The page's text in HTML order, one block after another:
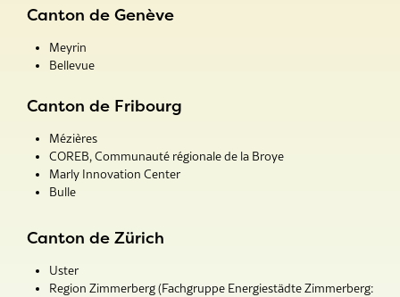
Canton de Genève
Meyrin
Bellevue
Canton de Fribourg
Mézières
COREB, Communauté régionale de la Broye
Marly Innovation Center
Bulle
Canton de Zürich
Uster
Region Zimmerberg (Fachgruppe Energiestädte Zimmerberg: